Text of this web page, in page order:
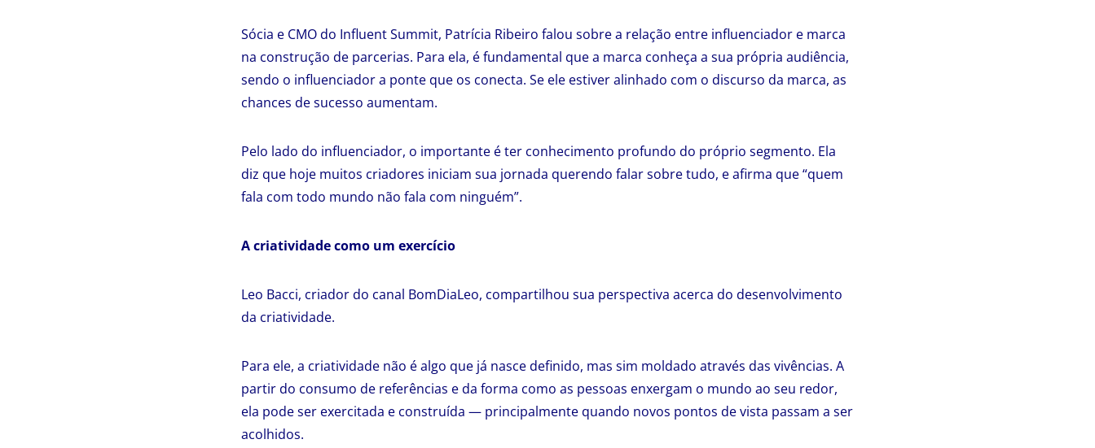
Sócia e CMO do Influent Summit, Patrícia Ribeiro falou sobre a relação entre influenciador e marca
na construção de parcerias. Para ela, é fundamental que a marca conheça a sua própria audiência,
sendo o influenciador a ponte que os conecta. Se ele estiver alinhado com o discurso da marca, as
chances de sucesso aumentam.
Pelo lado do influenciador, o importante é ter conhecimento profundo do próprio segmento. Ela
diz que hoje muitos criadores iniciam sua jornada querendo falar sobre tudo, e afirma que “quem
fala com todo mundo não fala com ninguém”.
A criatividade como um exercício
Leo Bacci, criador do canal BomDiaLeo, compartilhou sua perspectiva acerca do desenvolvimento
da criatividade.
Para ele, a criatividade não é algo que já nasce definido, mas sim moldado através das vivências. A
partir do consumo de referências e da forma como as pessoas enxergam o mundo ao seu redor,
ela pode ser exercitada e construída — principalmente quando novos pontos de vista passam a ser
acolhidos.